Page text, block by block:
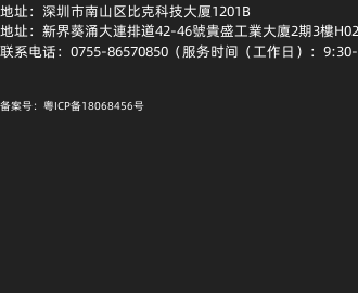
地址：深圳市南山区比克科技大厦1201B
地址：新界葵涌大連排道42-46號貴盛工業大廈2期3樓
联系电话：0755-86570850（服务时间（工作日）：
备案号：粤ICP备18068456号